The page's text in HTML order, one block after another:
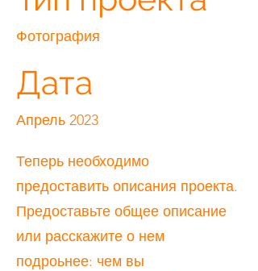
Фотография
Дата
Апрель 2023
Теперь необходимо
предоставить описания проекта.
Предоставьте общее описание
или расскажите о нем
подроьнее: чем вы